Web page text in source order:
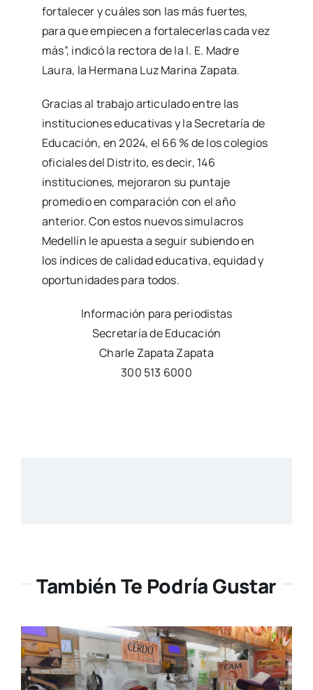
fortalecer y cuáles son las más fuertes,
para que empiecen a fortalecerlas cada vez
más”, indicó la rectora de la I. E. Madre
Laura, la Hermana Luz Marina Zapata.
Gracias al trabajo articulado entre las
instituciones educativas y la Secretaría de
Educación, en 2024, el 66 % de los colegios
oficiales del Distrito, es decir, 146
instituciones, mejoraron su puntaje
promedio en comparación con el año
anterior. Con estos nuevos simulacros
Medellín le apuesta a seguir subiendo en
los índices de calidad educativa, equidad y
oportunidades para todos.
Información para periodistas
Secretaría de Educación
Charle Zapata Zapata
300 513 6000
También Te Podría Gustar